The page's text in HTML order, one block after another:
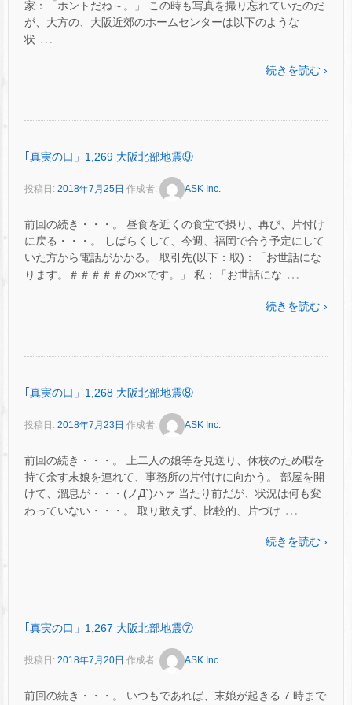
家：「ホントだね～。」 この時も写真を撮り忘れていたのだ
が、大方の、大阪近郊のホームセンターは以下のような
状 …
続きを読む ›
｢真実の口」1,269 大阪北部地震⑨
投稿日: 2018年7月25日 作成者: ASK Inc.
前回の続き・・・。 昼食を近くの食堂で摂り、再び、片付け
に戻る・・・。 しばらくして、今週、福岡で合う予定にして
いた方から電話がかかる。 取引先(以下：取)：「お世話にな
ります。＃＃＃＃＃の××です。」 私：「お世話にな …
続きを読む ›
｢真実の口」1,268 大阪北部地震⑧
投稿日: 2018年7月23日 作成者: ASK Inc.
前回の続き・・・。 上二人の娘等を見送り、休校のため暇を
持て余す末娘を連れて、事務所の片付けに向かう。 部屋を開
けて、溜息が・・・(ノД`)ハァ 当たり前だが、状況は何も変
わっていない・・・。 取り敢えず、比較的、片づけ …
続きを読む ›
｢真実の口」1,267 大阪北部地震⑦
投稿日: 2018年7月20日 作成者: ASK Inc.
前回の続き・・・。 いつもであれば、末娘が起きる 7 時まで